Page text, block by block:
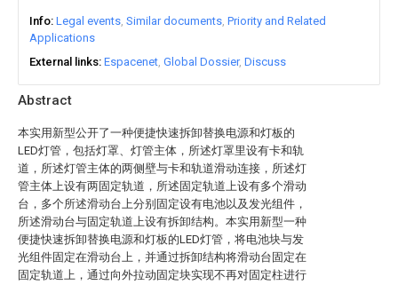
Abstract
本实用新型公开了一种便捷快速拆卸替换电源和灯板的
LED灯管，包括灯罩、灯管主体，所述灯罩里设有卡和轨
道，所述灯管主体的两侧壁与卡和轨道滑动连接，所述灯
管主体上设有两固定轨道，所述固定轨道上设有多个滑动
台，多个所述滑动台上分别固定设有电池以及发光组件，
所述滑动台与固定轨道上设有拆卸结构。本实用新型一种
便捷快速拆卸替换电源和灯板的LED灯管，将电池块与发
光组件固定在滑动台上，并通过拆卸结构将滑动台固定在
固定轨道上，通过向外拉动固定块实现不再对固定柱进行
Info Legal events Similar documents Priority and Related
Applications
External links Espacenet Global Dossier Discuss